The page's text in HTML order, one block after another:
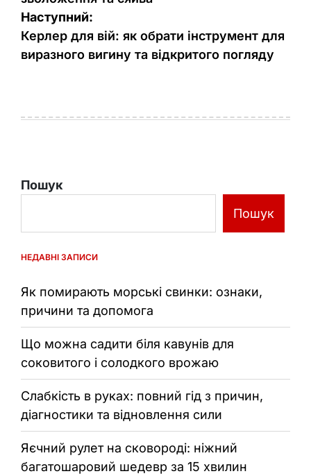
Наступний:
Керлер для вій: як обрати інструмент для
виразного вигину та відкритого погляду
Пошук
Пошук
НЕДАВНІ ЗАПИСИ
Як помирають морські свинки: ознаки,
причини та допомога
Що можна садити біля кавунів для
соковитого і солодкого врожаю
Слабкість в руках: повний гід з причин,
діагностики та відновлення сили
Яєчний рулет на сковороді: ніжний
багатошаровий шедевр за 15 хвилин